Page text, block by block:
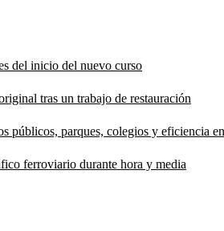
del inicio del nuevo curso
tras un trabajo de restauración
públicos, parques, colegios y eficiencia
ferroviario durante hora y media